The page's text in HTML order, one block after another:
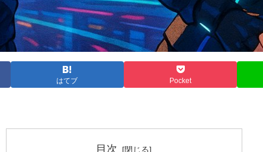
はてブ Pocket
目次